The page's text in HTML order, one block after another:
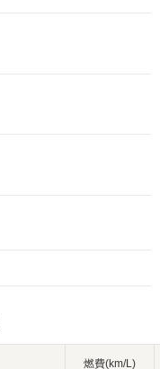
燃費(km/L)